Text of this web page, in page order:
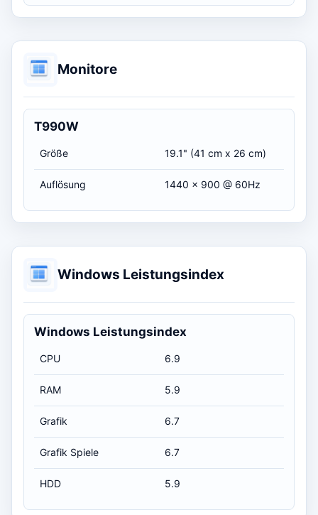
Monitore
T990W
Größe 19.1" (41 cm x 26 cm)
Auflösung 1440 x 900 @ 60Hz
Windows Leistungsindex
Windows Leistungsindex
CPU 6.9
RAM 5.9
Grafik 6.7
Grafik Spiele 6.7
HDD 5.9